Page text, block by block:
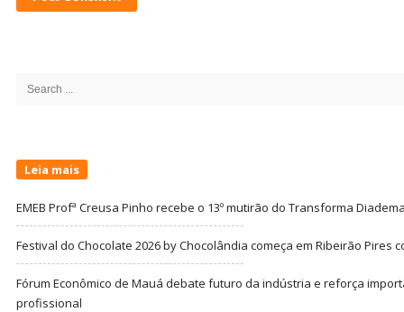
Search
Leia mais
EMEB Profª Creusa Pinho recebe o 13º mutirão do Transforma
Festival do Chocolate 2026 by Chocolândia começa em Ribeirão Pires
Fórum Econômico de Mauá debate futuro da indústria e reforça
profissional